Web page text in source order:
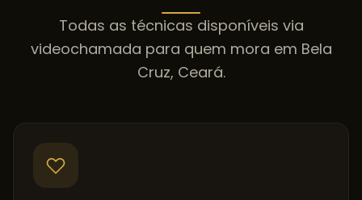
Todas as técnicas disponíveis via
videochamada para quem mora em Bela
Cruz, Ceará.